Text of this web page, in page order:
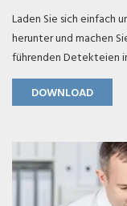
Laden Sie sich einfach
herunter und machen
führenden Detekteien
DOWNLOAD